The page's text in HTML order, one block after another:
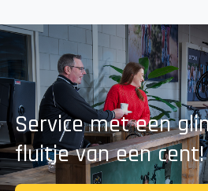
Service met een
fluitje van een cent!